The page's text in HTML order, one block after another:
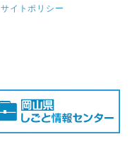
サイトポリシー